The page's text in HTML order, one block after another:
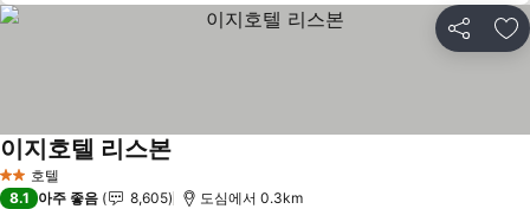
공유 즐
2 성급호텔
이지호텔 리스본
8.1 아주 좋음 8,605 도심에서 0.3km